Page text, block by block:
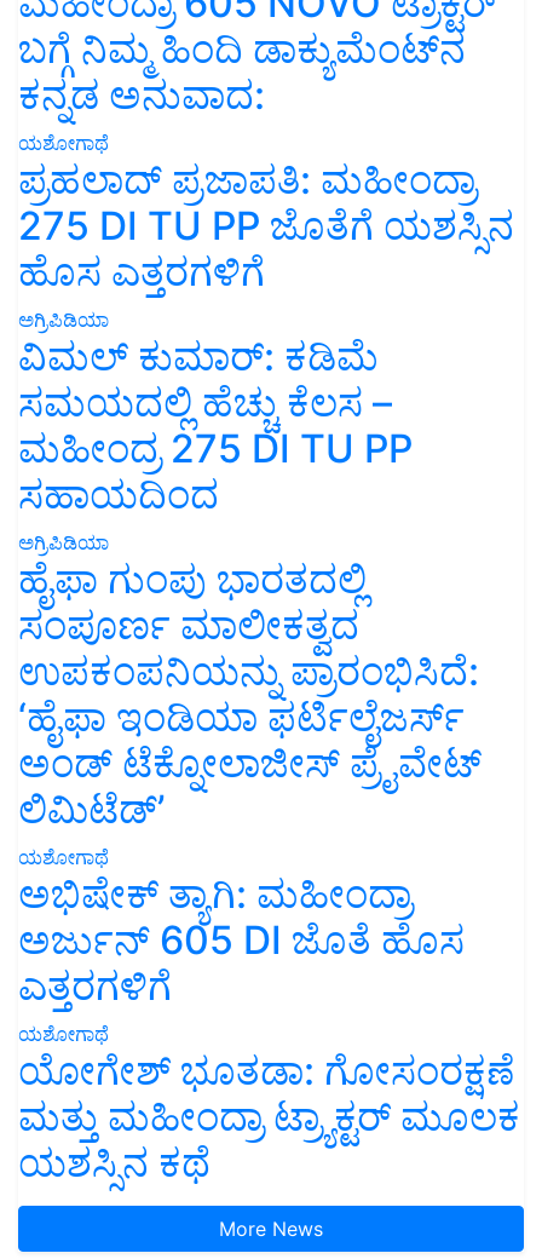
ಬಗ್ಗೆ ನಿಮ್ಮ ಹಿಂದಿ ಡಾಕ್ಯುಮೆಂಟ್‌ನ
ಕನ್ನಡ ಅನುವಾದ:
ಯಶೋಗಾಥೆ
ಪ್ರಹಲಾದ್ ಪ್ರಜಾಪತಿ: ಮಹೀಂದ್ರಾ
275 DI TU PP ಜೊತೆಗೆ ಯಶಸ್ಸಿನ
ಹೊಸ ಎತ್ತರಗಳಿಗೆ
ಅಗ್ರಿಪಿಡಿಯಾ
ವಿಮಲ್ ಕುಮಾರ್: ಕಡಿಮೆ
ಸಮಯದಲ್ಲಿ ಹೆಚ್ಚು ಕೆಲಸ –
ಮಹೀಂದ್ರ 275 DI TU PP
ಸಹಾಯದಿಂದ
ಅಗ್ರಿಪಿಡಿಯಾ
ಹೈಫಾ ಗುಂಪು ಭಾರತದಲ್ಲಿ
ಸಂಪೂರ್ಣ ಮಾಲೀಕತ್ವದ
ಉಪಕಂಪನಿಯನ್ನು ಪ್ರಾರಂಭಿಸಿದೆ:
‘ಹೈಫಾ ಇಂಡಿಯಾ ಫರ್ಟಿಲೈಜರ್ಸ್
ಅಂಡ್ ಟೆಕ್ನೋಲಾಜೀಸ್ ಪ್ರೈವೇಟ್
ಲಿಮಿಟೆಡ್’
ಯಶೋಗಾಥೆ
ಅಭಿಷೇಕ್ ತ್ಯಾಗಿ: ಮಹೀಂದ್ರಾ
ಅರ್ಜುನ್ 605 DI ಜೊತೆ ಹೊಸ
ಎತ್ತರಗಳಿಗೆ
ಯಶೋಗಾಥೆ
ಯೋಗೇಶ್ ಭೂತಡಾ: ಗೋಸಂರಕ್ಷಣೆ
ಮತ್ತು ಮಹೀಂದ್ರಾ ಟ್ರ್ಯಾಕ್ಟರ್ ಮೂಲಕ
ಯಶಸ್ಸಿನ ಕಥೆ
More News